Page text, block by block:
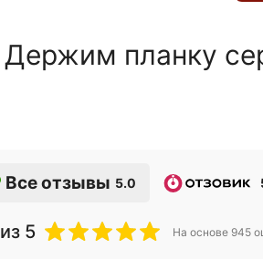
Держим планку
Все отзывы 5.0
из 5 На основе 945